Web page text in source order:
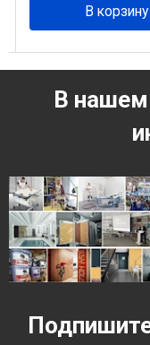
В корзину
В нашем